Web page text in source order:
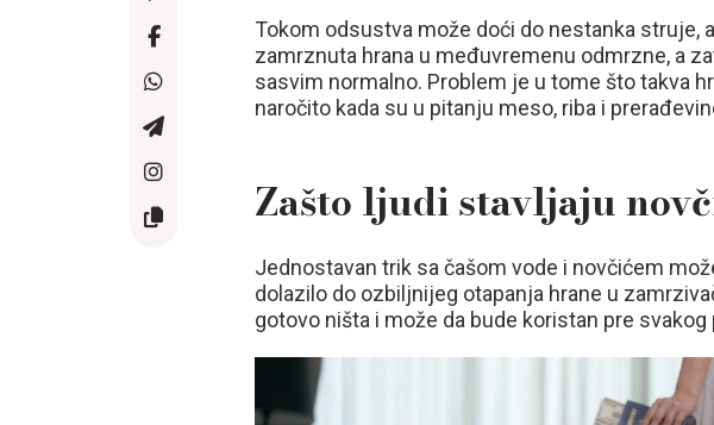
Tokom odsustva može doći do nestanka struje,
zamrznuta hrana u međuvremenu odmrzne, a
sasvim normalno. Problem je u tome što takva
naročito kada su u pitanju meso, riba i
Zašto ljudi stavljaju
Jednostavan trik sa čašom vode i novčićem
dolazilo do ozbiljnijeg otapanja hrane u
gotovo ništa i može da bude koristan pre svakog